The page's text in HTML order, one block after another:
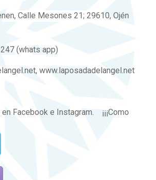
Calle Mesones 21; 29610, Ojén
(whats app)
www.laposadadelangel.net
Facebook e Instagram. ¡¡¡Como